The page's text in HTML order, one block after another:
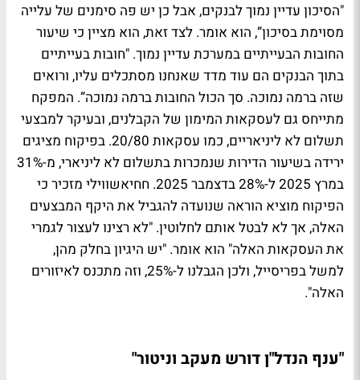
"הסיכון עדיין נמוך לבנקים, אבל כן יש פה סימנים של עלייה
מסוימת בסיכון”, הוא אומר. לצד זאת, הוא מציין כי שיעור
החובות הבעייתיים במערכת עדיין נמוך. "חובות בעייתיים
בתוך הבנקים הם עוד מדד שאנחנו מסתכלים עליו, ורואים
שזה ברמה נמוכה. סך הכול החובות ברמה נמוכה”. המפקח
מתייחס גם לעסקאות המימון של הקבלנים, ובעיקר למבצעי
תשלום לא ליניאריים, כמו עסקאות 20/80. בפיקוח מציגים
ירידה בשיעור הדירות שנמכרות בתשלום לא ליניארי, מ-31%
במרץ 2025 ל-28% בדצמבר 2025. חחיאשווילי מזכיר כי
הפיקוח מוציא הוראה שנועדה להגביל את היקף המבצעים
האלה, אך לא לבטל אותם לחלוטין. "לא רצינו לעצור לגמרי
את העסקאות האלה" הוא אומר. "יש היגיון בחלק מהן,
למשל בפריסייל, ולכן הגבלנו ל-25%, וזה מתכנס לאיזורים
האלה".
"ענף הנדל"ן דורש מעקב וניטור"